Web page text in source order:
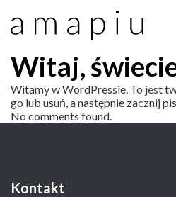
Witaj,
Witamy w WordPressie. To jest
go lub usuń, a następnie zacznij
No comments found.
Kontakt